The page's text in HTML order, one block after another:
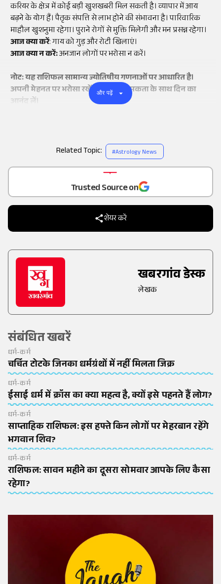
as a
Trusted Source on
शेयर करें
खबरगांव डेस्क
लेखक
संबंधित खबरें
धर्म-कर्म
चर्चित टोटके जिनका धर्मग्रंथों में नहीं मिलता जिक्र
धर्म-कर्म
ईसाई धर्म में क्रॉस का क्या महत्व है, क्यों इसे पहनते हैं लोग?
धर्म-कर्म
साप्ताहिक राशिफल: इस हफ्ते किन लोगों पर मेहरबान रहेंगे
भगवान शिव?
धर्म-कर्म
राशिफल: सावन महीने का दूसरा सोमवार आपके लिए कैसा
रहेगा?
करियर के क्षेत्र में कोई बड़ी खुशखबरी मिल सकती है। व्यापार में आय
बढ़ने के योग हैं। पैतृक संपत्ति से लाभ होने की संभावना है। पारिवारिक
माहौल खुशनुमा रहेगा। पुराने रोगों से मुक्ति मिलेगी और मन प्रसन्न रहेगा।
आज क्या करें: गाय को गुड़ और रोटी खिलाएं।
आज क्या न करें:अनजान लोगों पर भरोसा न करें।
नोट: यह राशिफल सामान्य ज्योतिषीय गणनाओं पर आधारित है।
अपनी मेहनत पर भरोसा रखें और सकारात्मकता के साथ दिन का
आनंद लें।
और पढ़ें
Related Topic: #Astrology News